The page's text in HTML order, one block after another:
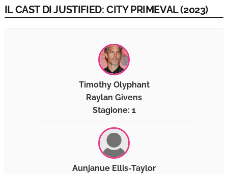
IL CAST DI JUSTIFIED: CITY PRIMEVAL (2023)
Timothy Olyphant
Raylan Givens
Stagione: 1
Aunjanue Ellis-Taylor